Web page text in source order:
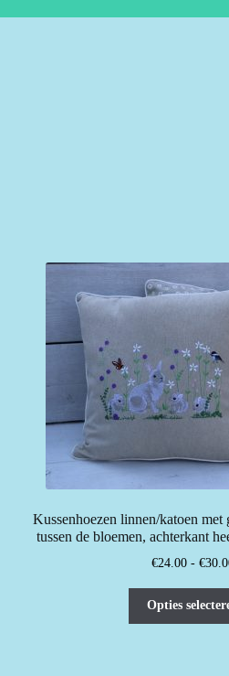
Kussenhoezen linnen/katoen
tussen de bloemen, achterkant
€24.00 - €
Opties